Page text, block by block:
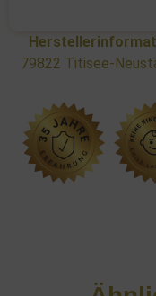
79822 Titisee-